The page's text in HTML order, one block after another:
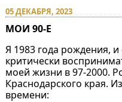
05 ДЕКАБРЯ, 2023
МОИ 90-Е
Я 1983 года рождения,
критически
моей жизни в 97-2000.
Краснодарского края.
времени: